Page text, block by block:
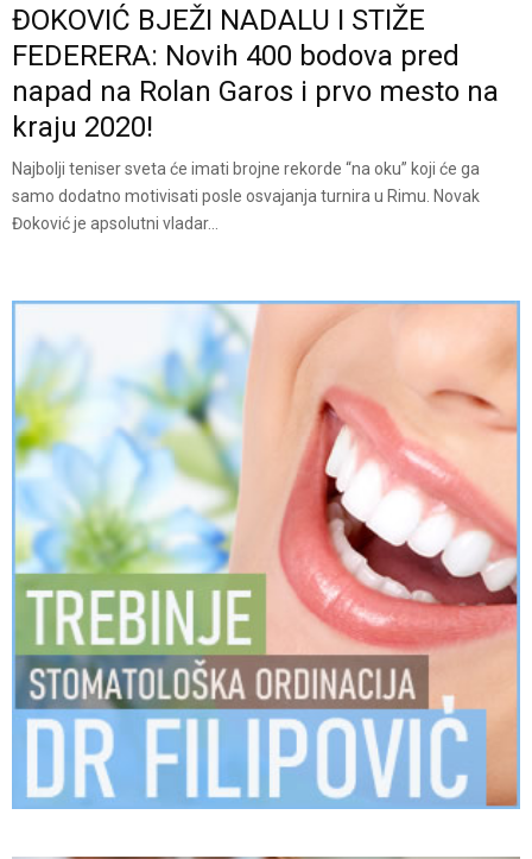
ĐOKOVIĆ BJEŽI NADALU I STIŽE
FEDERERA: Novih 400 bodova pred
napad na Rolan Garos i prvo mesto na
kraju 2020!
Najbolji teniser sveta će imati brojne rekorde “na oku” koji će ga
samo dodatno motivisati posle osvajanja turnira u Rimu. Novak
Đoković je apsolutni vladar...